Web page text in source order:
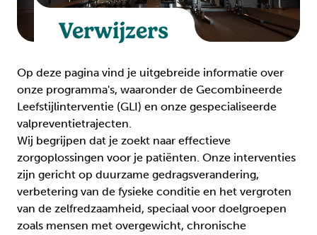
Verwijzers
Op deze pagina vind je uitgebreide informatie over
onze programma's, waaronder de Gecombineerde
Leefstijlinterventie (GLI) en onze gespecialiseerde
valpreventietrajecten.
Wij begrijpen dat je zoekt naar effectieve
zorgoplossingen voor je patiënten. Onze interventies
zijn gericht op duurzame gedragsverandering,
verbetering van de fysieke conditie en het vergroten
van de zelfredzaamheid, speciaal voor doelgroepen
zoals mensen met overgewicht, chronische